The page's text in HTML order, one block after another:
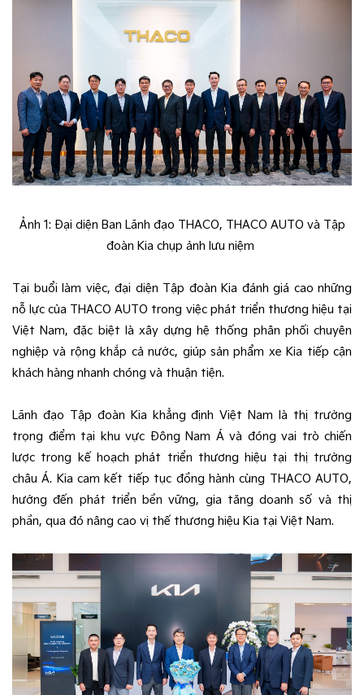
Ảnh 1: Đại diện Ban Lãnh đạo THACO, THACO AUTO và Tập
đoàn Kia chụp ảnh lưu niệm
Tại buổi làm việc, đại diện Tập đoàn Kia đánh giá cao những
nỗ lực của THACO AUTO trong việc phát triển thương hiệu tại
Việt Nam, đặc biệt là xây dựng hệ thống phân phối chuyên
nghiệp và rộng khắp cả nước, giúp sản phẩm xe Kia tiếp cận
khách hàng nhanh chóng và thuận tiện.
Lãnh đạo Tập đoàn Kia khẳng định Việt Nam là thị trường
trọng điểm tại khu vực Đông Nam Á và đóng vai trò chiến
lược trong kế hoạch phát triển thương hiệu tại thị trường
châu Á. Kia cam kết tiếp tục đồng hành cùng THACO AUTO,
hướng đến phát triển bền vững, gia tăng doanh số và thị
phần, qua đó nâng cao vị thế thương hiệu Kia tại Việt Nam.